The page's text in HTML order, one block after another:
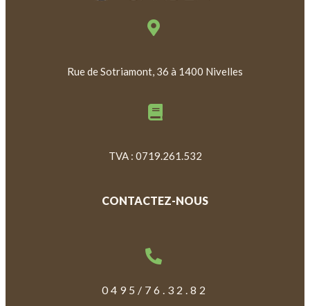
Rue de Sotriamont, 36 à 1400 Nivelles
TVA : 0719.261.532
CONTACTEZ-NOUS
0495/76.32.82